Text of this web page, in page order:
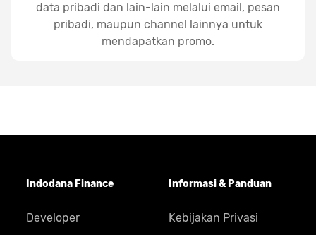
data pribadi dan lain-lain melalui email, pesan
pribadi, maupun channel lainnya untuk
mendapatkan promo.
Indodana Finance
Developer
Informasi & Panduan
Kebijakan Privasi